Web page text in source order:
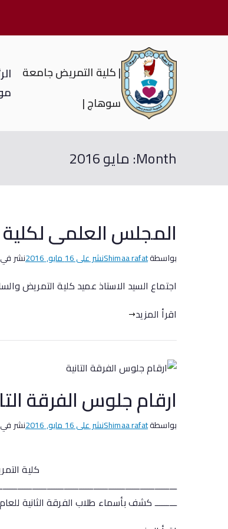
| كلية التمريض جامعة
سوهاج |
Month: مايو 2016
المجلس العلمى
بواسطةShimaa rafatنشر على16 مايو, 2016 نشر
اجتماع السيد الاستاذ عميد كلية التمريض
اقرأ المزيد
ارقام جلوس الفرقة
بواسطةShimaa rafatنشر على16 مايو, 2016 نشر
كلية
ـــــــــ كشف بأسماء طلاب الفرقة الثانية للعام الجامعي 2014/2015م م رقم الجلوس الاسم أعمال السنة /عملي …….. شفوي ……..